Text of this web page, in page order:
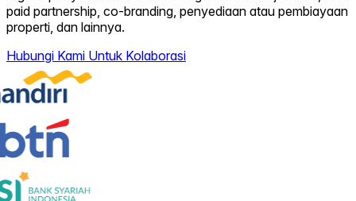
paid partnership, co-branding, penyediaan atau pembiayaan
properti, dan lainnya.
Hubungi Kami Untuk Kolaborasi